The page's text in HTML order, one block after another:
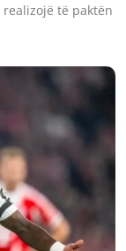
të paktën